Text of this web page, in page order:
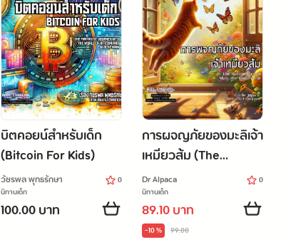
บิตคอยน์สำหรับเด็ก
(Bitcoin For Kids)
วัชรพล พุทธรักษา 0
นิทานเด็ก
100.00 บาท
การผจญภัยของมะลิเจ้า
เหมียวส้ม (The
Adventures of Mali,
the Ginger Cat)
Dr Alpaca 0
นิทานเด็ก
89.10 บาท
-10 % 99.00